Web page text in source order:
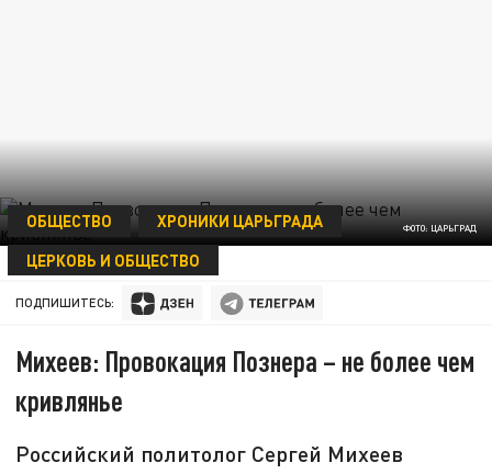
ФОТО: ЦАРЬГРАД
ОБЩЕСТВО
ХРОНИКИ ЦАРЬГРАДА
ЦЕРКОВЬ И ОБЩЕСТВО
17 МАЯ 00:15
ПОДПИШИТЕСЬ:
Михеев: Провокация Познера – не более чем
кривлянье
Российский политолог Сергей Михеев